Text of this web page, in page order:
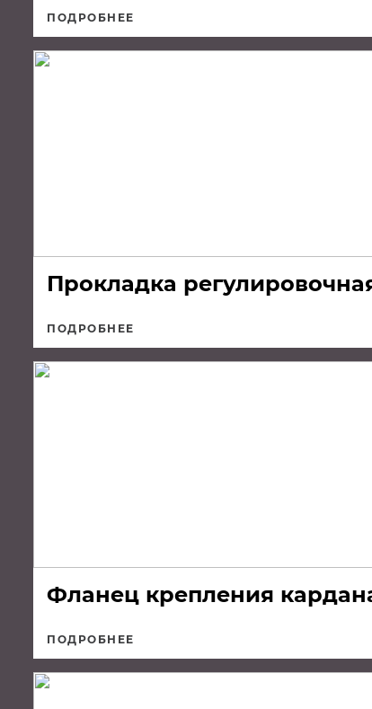
ПОДРОБНЕЕ
Прокладка
ПОДРОБНЕЕ
Фланец крепления
ПОДРОБНЕЕ